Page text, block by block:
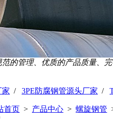
范的管理、优质的产品质量、
家 / 3PE防腐钢管源头厂家 /
首页 > 产品中心 > 螺旋钢管